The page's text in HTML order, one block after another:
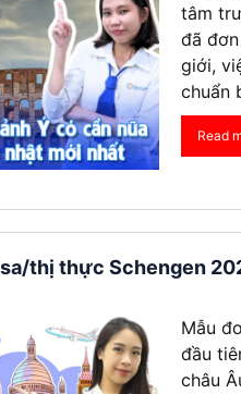
tâm
đã
giới,
chuẩn
Read
thị thực Schengen
Mẫu
đầu
châu